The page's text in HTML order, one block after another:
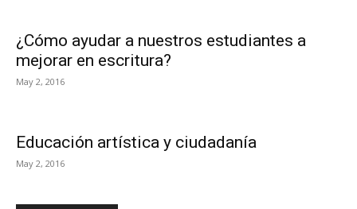
¿Cómo ayudar a nuestros estudiantes a
mejorar en escritura?
May 2, 2016
Educación artística y ciudadanía
May 2, 2016